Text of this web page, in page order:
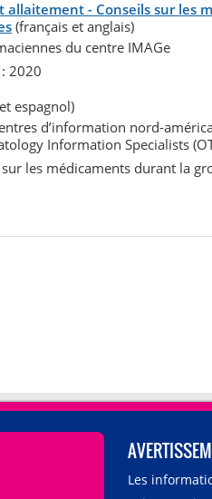
allaitement - Conseils sur les
(français et anglais)
du centre IMAGe
2020
espagnol)
d’information nord-
Information Specialists
les médicaments durant la
Les